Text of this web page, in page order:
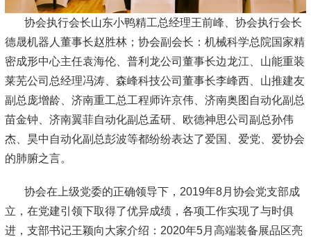
协会执行会长山东小鸭精工总经理王前峰、协会执行会长
德晟机器人董事长赵胜林；协会副会长：机械科学总院国家精
密成形中心主任袁海伦、普利龙公司董事长边龙江、山能重装
莱芜公司总经理冯涛、森峰科技公司董事长李峰西、山推建友
副总庞增龄、济南重工总工程师许京伟、济南奥图自动化副总
苗金钟、济南翼菲自动化副总孟研、欧德神思公司副总孙伟
杰、昊中自动化副总彭波等都纷纷表达了爱国、爱党、爱协会
的肺腑之言。
协会在上级党委的正确领导下，2019年8月协会党支部成
立，在党建引领下取得了优异成绩，各项工作实现了与时俱
进，支部书记王颖向大家介绍：2020年5月高端装备展品区亮